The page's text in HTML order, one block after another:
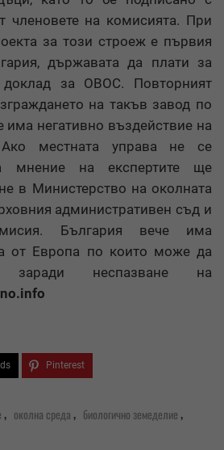
членовете на комисията. При
за този строеж е първия
държавата да плати за
за ОВОС. Повторният
на такъв завод по
има негативно въздействие на
Ако местната управа не се
мнение на експертите ще
в Министерство на околната
административен съд и
България вече има
от Европа по които може да
заради неспазване на
Pinterest
, околна среда, биологично земеделие,